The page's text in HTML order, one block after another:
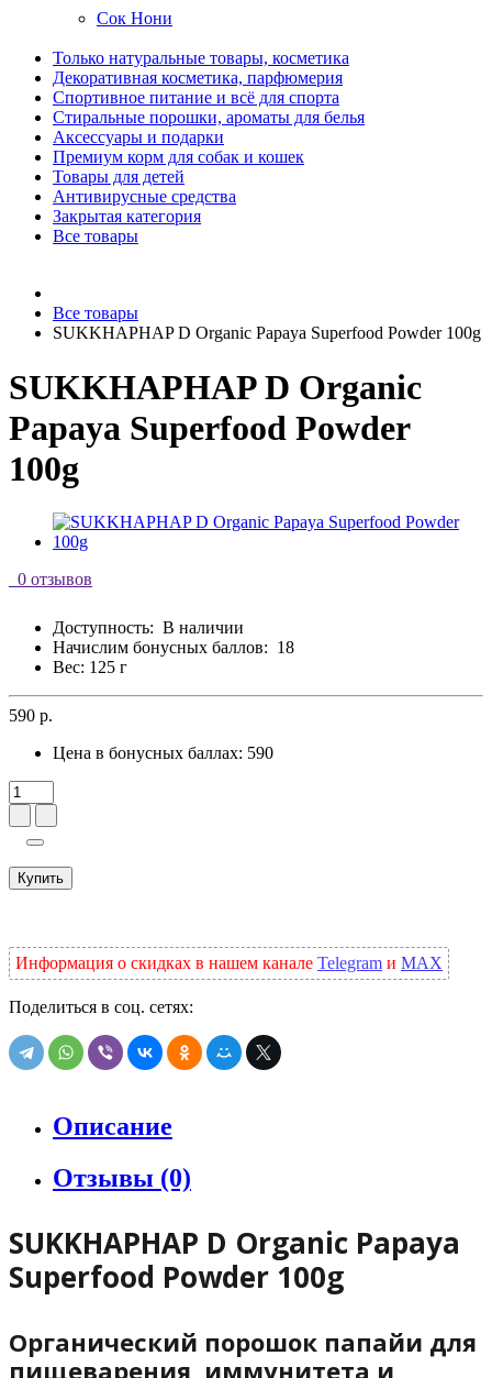
Сок Нони
Только натуральные товары, косметика
Декоративная косметика, парфюмерия
Спортивное питание и всё для спорта
Стиральные порошки, ароматы для белья
Аксессуары и подарки
Премиум корм для собак и кошек
Товары для детей
Антивирусные средства
Закрытая категория
Все товары
Все товары
SUKKHAPHAP D Organic Papaya Superfood Powder 100g
SUKKHAPHAP D Organic
Papaya Superfood Powder
100g
0 отзывов
Доступность: В наличии
Начислим бонусных баллов: 18
Вес: 125 г
590 р.
Цена в бонусных баллах: 590
Купить
Информация о скидках в нашем канале Telegram и MAX
Поделиться в соц. сетях:
Описание
Отзывы (0)
SUKKHAPHAP D Organic Papaya
Superfood Powder 100g
Органический порошок папайи для
пищеварения, иммунитета и